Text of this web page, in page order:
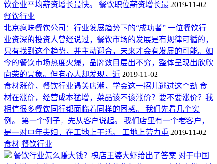
饮企业平均薪资增长最快。 餐饮职位薪资增长最 2019-11-02
餐饮行业
北京疯味餐饮公司：行业发展趋势下的“成功者” 一位餐饮行
业资深的投资人曾经说过，餐饮市场的发展是有规律可循的，
只有找到这个趋势，并主动迎合，未来才会有发展的可能。如
今的餐饮市场热度火爆，品牌数目层出不穷，整体呈现出欣欣
向荣的景象。但有心人却发现，近 2019-11-02
食材涨价，餐饮行业遇关店潮，学会这一招儿逃过这个劫 食
材在涨价，经营成本猛增，菜品该不该涨价？要不要涨价？我
相信很多餐饮同行都面临着同样的困惑。 我们先看几个实
例。 第一个例子，先从客户说起。 我们店里有一个老客户，
是一对中年夫妇，在工地上干活。 工地上劳力重 2019-11-02
食材 餐饮行业
餐饮行业怎么赚大钱？槐店王婆大虾给出了答案 对于中国